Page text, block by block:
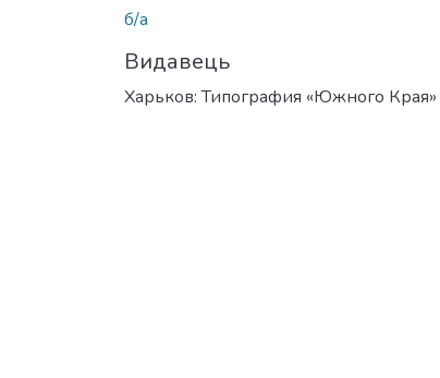
б/а
Видавець
Харьков: Типография «Южного Края»